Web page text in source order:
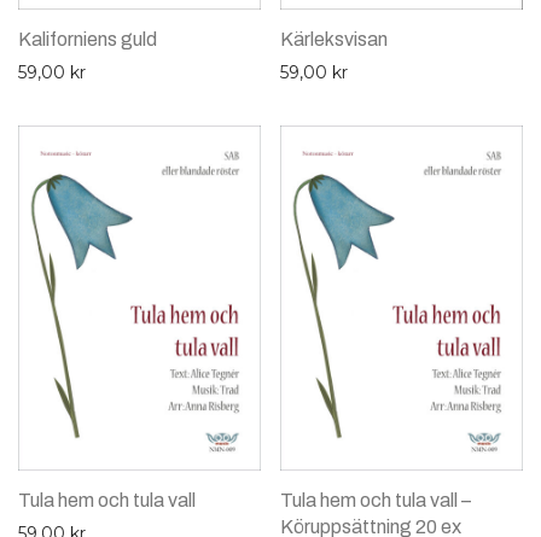
Kaliforniens guld
59,00 kr
Kärleksvisan
59,00 kr
Tula hem och tula vall
Tula hem och tula vall –
Köruppsättning 20 ex